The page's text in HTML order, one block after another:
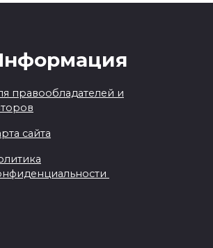
правообладателей и
сайта